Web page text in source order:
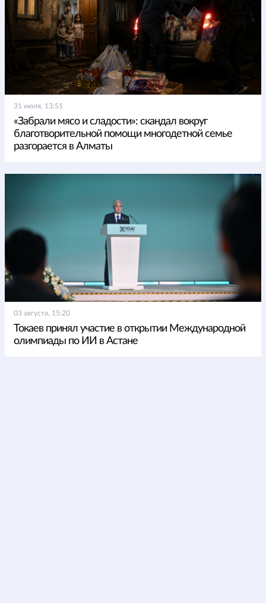
31 июля, 13:51
«Забрали мясо и сладости»: скандал вокруг
благотворительной помощи многодетной семье
разгорается в Алматы
03 августа, 15:20
Токаев принял участие в открытии Международной
олимпиады по ИИ в Астане